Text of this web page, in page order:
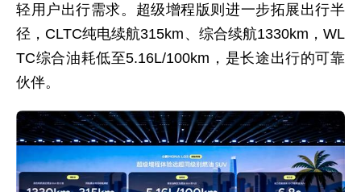
轻用户出行需求。超级增程版则进一步拓展出行半
径，CLTC纯电续航315km、综合续航1330km，WL
TC综合油耗低至5.16L/100km，是长途出行的可靠
伙伴。